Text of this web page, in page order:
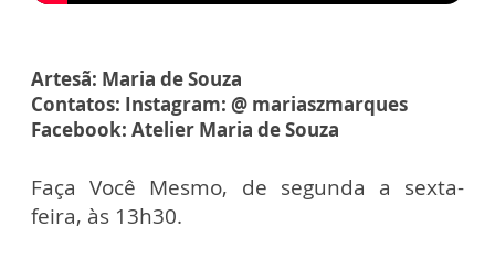
Artesã: Maria de Souza
Contatos: Instagram: @ mariaszmarques
Facebook: Atelier Maria de Souza
Faça Você Mesmo, de segunda a sexta-
feira, às 13h30.